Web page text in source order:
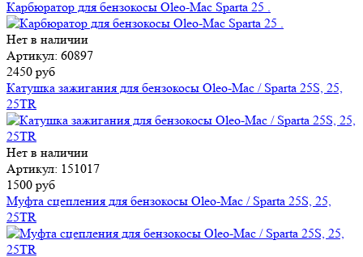
Карбюратор для бензокосы Oleo-Mac Sparta 25 .
Нет в наличии
Артикул: 60897
2450 руб
Катушка зажигания для бензокосы Oleo-Mac / Sparta 25S, 25,
25TR
Нет в наличии
Артикул: 151017
1500 руб
Муфта сцепления для бензокосы Oleo-Mac / Sparta 25S, 25,
25TR